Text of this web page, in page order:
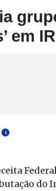
em
i
do